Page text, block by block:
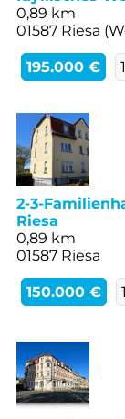
0,89 km
01587 Riesa
195.000 €
2-3-
Riesa
0,89 km
01587 Riesa
150.000 €